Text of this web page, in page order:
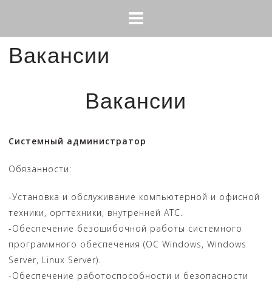
content
Вакансии
Вакансии
Системный администратор
Обязанности:
-Установка и обслуживание компьютерной и офисной
техники, оргтехники, внутренней АТС.
-Обеспечение безошибочной работы системного
программного обеспечения (ОС Windows, Windows
Server, Linux Server).
-Обеспечение работоспособности и безопасности